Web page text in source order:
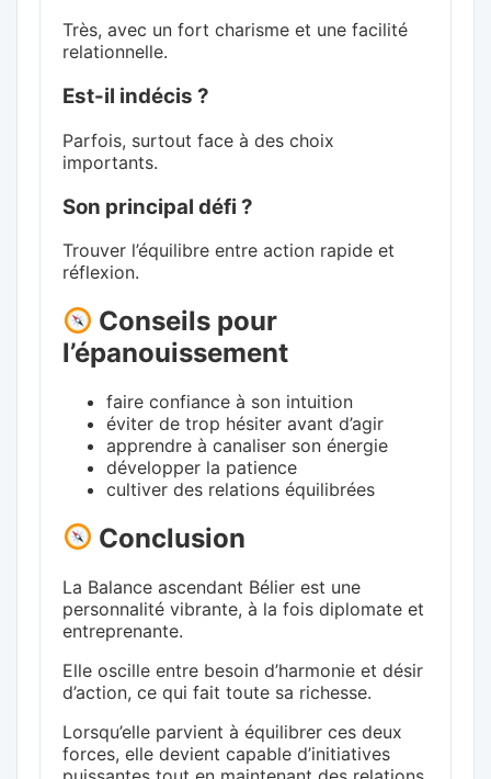
Très, avec un fort charisme et une facilité
relationnelle.
Est-il indécis ?
Parfois, surtout face à des choix
importants.
Son principal défi ?
Trouver l’équilibre entre action rapide et
réflexion.
Conseils pour
l’épanouissement
faire confiance à son intuition
éviter de trop hésiter avant d’agir
apprendre à canaliser son énergie
développer la patience
cultiver des relations équilibrées
Conclusion
La Balance ascendant Bélier est une
personnalité vibrante, à la fois diplomate et
entreprenante.
Elle oscille entre besoin d’harmonie et désir
d’action, ce qui fait toute sa richesse.
Lorsqu’elle parvient à équilibrer ces deux
forces, elle devient capable d’initiatives